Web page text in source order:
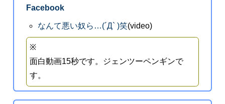
Facebook
なんて悪い奴ら…(´Д` )笑(video)
※
面白動画15秒です。ジェンツーペンギンで
す。